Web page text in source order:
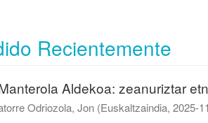
Recientemente
Aldekoa: zeanuriztar
Odriozola, Jon (Euskaltzaindia, 2025-